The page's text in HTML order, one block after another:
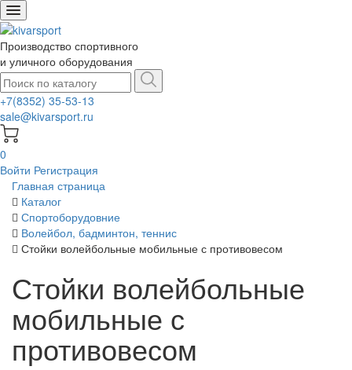
Производство спортивного
и уличного оборудования
+7(8352) 35-53-13
sale@kivarsport.ru
0
Войти Регистрация
Главная страница
Каталог
Спортоборудовние
Волейбол, бадминтон, теннис
Стойки волейбольные мобильные с противовесом
Стойки волейбольные
мобильные с
противовесом